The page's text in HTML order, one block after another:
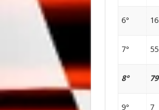
6° 16
7° 55
8° 79
9° 7